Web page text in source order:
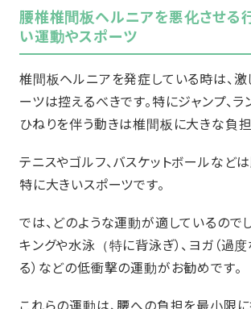
腰椎椎間板ヘルニアを悪化させる
い運動やスポーツ
椎間板ヘルニアを発症している時は、
ーツは控えるべきです。特にジャンプ、ラ
ひねりを伴う動きは椎間板に大きな負担
テニスやゴルフ、バスケットボールなど
特に大きいスポーツです。
では、どのような運動が適しているので
キングや水泳（特に背泳ぎ）、ヨガ（過
る）などの低衝撃の運動がお勧めです。